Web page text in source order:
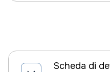
Scheda di